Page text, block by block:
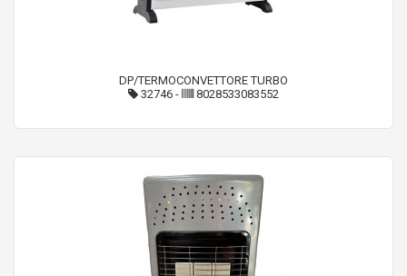
DP/TERMOCONVETTORE TURBO
32746 - 8028533083552